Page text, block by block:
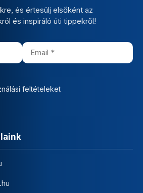
és értesülj elsőként az
és inspiráló úti tippekről!
feltételeket